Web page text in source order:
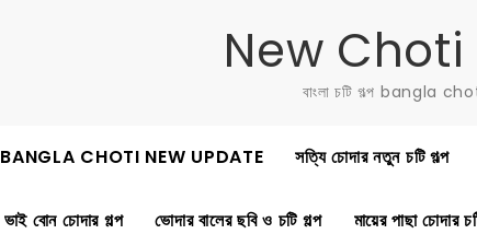
New
বাংলা চটি গল্প bangla
BANGLA CHOTI NEW UPDATE সত্যি চোদার নতুন চটি গল্প
ভাই বোন চোদার গল্প ভোদার বালের ছবি ও চটি গল্প মায়ের পাছা চোদার